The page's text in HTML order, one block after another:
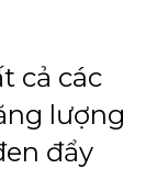
cả các
lượng
đẩy